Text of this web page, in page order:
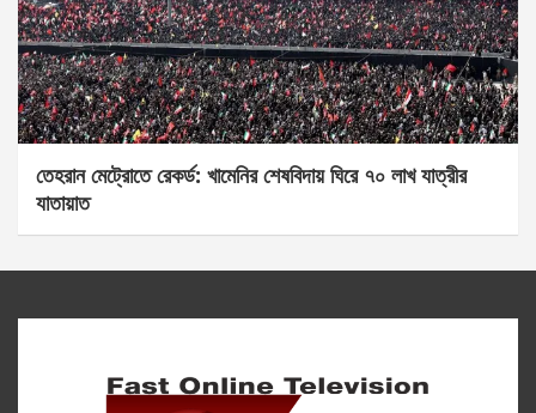
তেহরান মেট্রোতে রেকর্ড: খামেনির শেষবিদায় ঘিরে ৭০ লাখ যাত্রীর
যাতায়াত